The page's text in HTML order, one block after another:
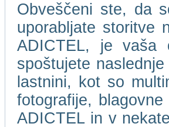
Obveščeni ste, da
uporabljate storitve
ADICTEL, je vaša
spoštujete
lastnini, kot so
fotografije,
ADICTEL in v